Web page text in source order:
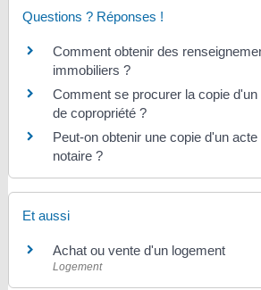
Questions ? Réponses !
Comment obtenir des
immobiliers ?
Comment se procurer la copie d'un
de copropriété ?
Peut-on obtenir une copie d'un acte
notaire ?
Et aussi
Achat ou vente d'un logement
Logement